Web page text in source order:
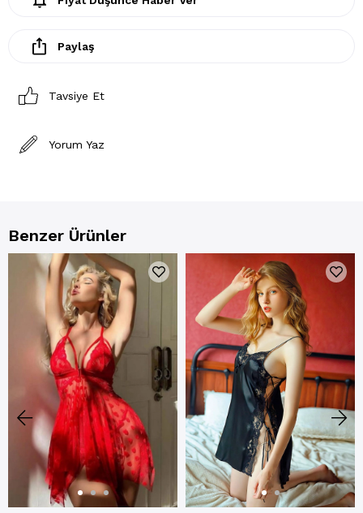
Paylaş
Tavsiye Et
Yorum Yaz
Benzer Ürünler